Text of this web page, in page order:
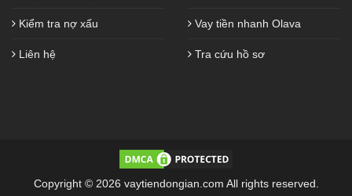
Kiểm tra nợ xấu
Liên hệ
Vay tiền nhanh Olava
Tra cứu hồ sơ
Copyright © 2026 vaytiendongian.com All rights reserved.